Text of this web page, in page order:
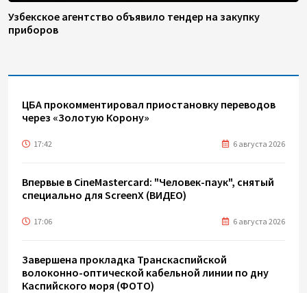
Узбекское агентство объявило тендер на закупку
приборов
ЦБА прокомментировал приостановку переводов
через «Золотую Корону»
17:42 6 августа 2026
Впервые в CineMastercard: "Человек-паук", снятый
специально для ScreenX (ВИДЕО)
17:06 6 августа 2026
Завершена прокладка Транскаспийской
волоконно-оптической кабельной линии по дну
Каспийского моря (ФОТО)